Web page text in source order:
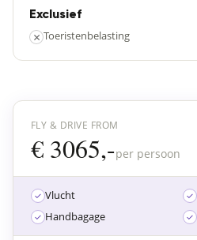
Exclusief
× Toeristenbelasting
FLY & DRIVE FROM
€ 3065,-per persoon
Vlucht
Handbagage